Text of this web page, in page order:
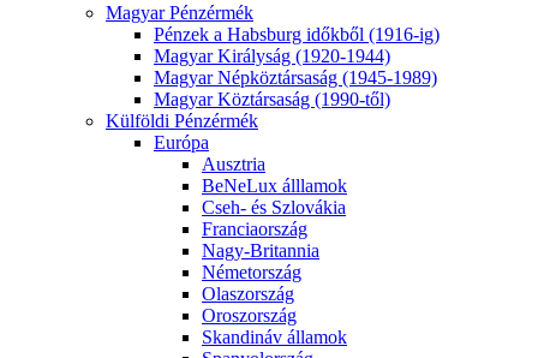
Magyar Pénzérmék
Pénzek a Habsburg időkből (1916-ig)
Magyar Királyság (1920-1944)
Magyar Népköztársaság (1945-1989)
Magyar Köztársaság (1990-től)
Külföldi Pénzérmék
Európa
Ausztria
BeNeLux álllamok
Cseh- és Szlovákia
Franciaország
Nagy-Britannia
Németország
Olaszország
Oroszország
Skandináv államok